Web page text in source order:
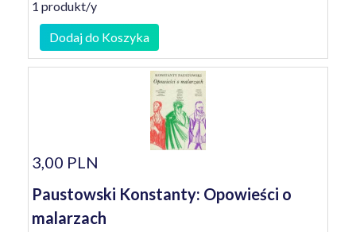
1 produkt/y
Dodaj do Koszyka
3,00 PLN
Paustowski Konstanty: Opowieści o
malarzach